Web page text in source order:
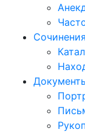
Сочинения